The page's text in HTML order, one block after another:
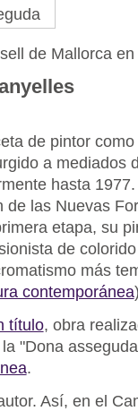
de Mallorca
de pintor
a mediados
hasta
las Nuevas
etapa, su
de
más
contemporánea
título, obra
"Dona
.
Así, en el